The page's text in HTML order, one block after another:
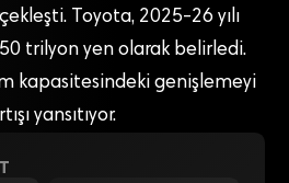
Toyota, 2025-26 yılı
trilyon yen olarak belirledi.
kapasitesindeki genişlemeyi
yansıtıyor.